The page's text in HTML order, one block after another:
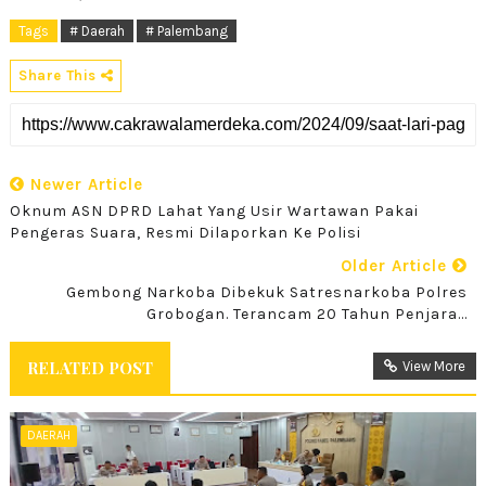
Tags # Daerah # Palembang
Share This
Newer Article
Oknum ASN DPRD Lahat Yang Usir Wartawan Pakai
Pengeras Suara, Resmi Dilaporkan Ke Polisi
Older Article
Gembong Narkoba Dibekuk Satresnarkoba Polres
Grobogan. Terancam 20 Tahun Penjara...
RELATED POST View More
DAERAH